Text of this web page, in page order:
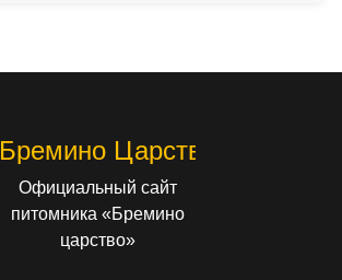
Бремино Царство
Официальный сайт
питомника «Бремино
царство»